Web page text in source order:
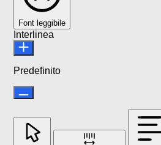
Font leggibile
Interlinea
Predefinito